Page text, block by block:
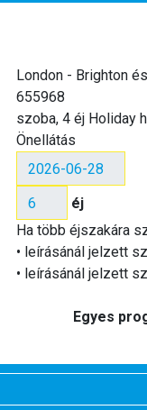
London - Brighton
655968
szoba, 4 éj Holiday
Önellátás
éj
Ha több éjszakára
• leírásánál jelzett
• leírásánál jelzett
Egyes